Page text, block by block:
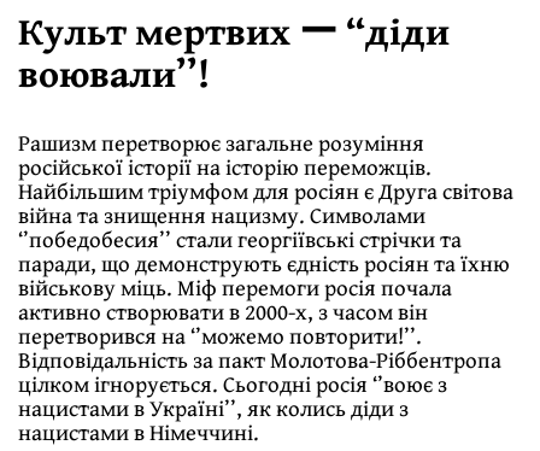
Культ мертвих ー “діди
воювали’’!
Рашизм перетворює загальне розуміння
російської історії на історію переможців.
Найбільшим тріумфом для росіян є Друга світова
війна та знищення нацизму. Символами
‘’победобесия’’ стали георгіївські стрічки та
паради, що демонструють єдність росіян та їхню
військову міць. Міф перемоги росія почала
активно створювати в 2000-х, з часом він
перетворився на ‘’можемо повторити!’’.
Відповідальність за пакт Молотова-Ріббентропа
цілком ігнорується. Сьогодні росія ‘’воює з
нацистами в Україні’’, як колись діди з
нацистами в Німеччині.